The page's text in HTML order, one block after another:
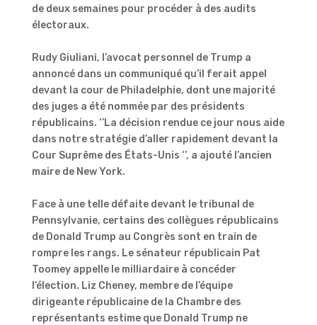
de deux semaines pour procéder à des audits
électoraux.
Rudy Giuliani, l’avocat personnel de Trump a
annoncé dans un communiqué qu’il ferait appel
devant la cour de Philadelphie, dont une majorité
des juges a été nommée par des présidents
républicains. ‘’La décision rendue ce jour nous aide
dans notre stratégie d’aller rapidement devant la
Cour Suprême des États-Unis ‘’, a ajouté l’ancien
maire de New York.
Face à une telle défaite devant le tribunal de
Pennsylvanie, certains des collègues républicains
de Donald Trump au Congrès sont en train de
rompre les rangs. Le sénateur républicain Pat
Toomey appelle le milliardaire à concéder
l’élection. Liz Cheney, membre de l’équipe
dirigeante républicaine de la Chambre des
représentants estime que Donald Trump ne